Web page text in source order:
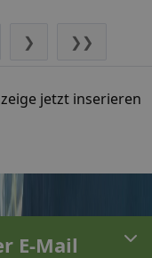
❯ ❯❯
jetzt inserieren
E-Mail